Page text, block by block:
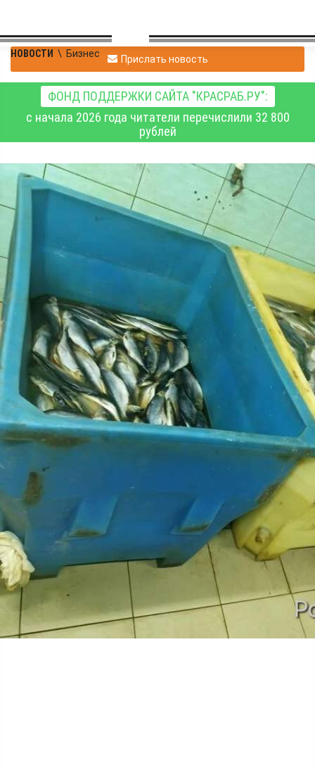
НОВОСТИ \ Бизнес Прислать новость
ФОНД ПОДДЕРЖКИ САЙТА "КРАСРАБ.РУ":
с начала 2026 года читатели перечислили 32 800
рублей
В Красноярске
оштрафованы
предприятие по
изготовлению рыбной
продукции и его
главный технолог
Бизнес
09.06.2026 13:05380